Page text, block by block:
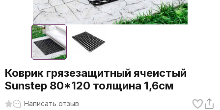
Коврик грязезащитный ячеистый
Sunstep 80*120 толщина 1,6см
Написать отзыв